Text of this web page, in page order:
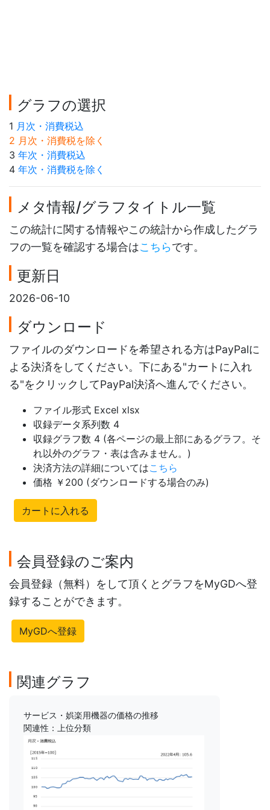
グラフの選択
1 月次・消費税込
2 月次・消費税を除く
3 年次・消費税込
4 年次・消費税を除く
メタ情報/グラフタイトル一覧
この統計に関する情報やこの統計から作成したグラ
フの一覧を確認する場合はこちらです。
更新日
2026-06-10
ダウンロード
ファイルのダウンロードを希望される方はPayPalに
よる決済をしてください。下にある"カートに入れ
る"をクリックしてPayPal決済へ進んでください。
ファイル形式 Excel xlsx
収録データ系列数 4
収録グラフ数 4 (各ページの最上部にあるグラフ。そ
れ以外のグラフ・表は含みません。)
決済方法の詳細についてはこちら
価格 ￥200 (ダウンロードする場合のみ)
カートに入れる
会員登録のご案内
会員登録（無料）をして頂くとグラフをMyGDへ登
録することができます。
MyGDへ登録
関連グラフ
サービス・娯楽用機器の価格の推移
関連性：上位分類